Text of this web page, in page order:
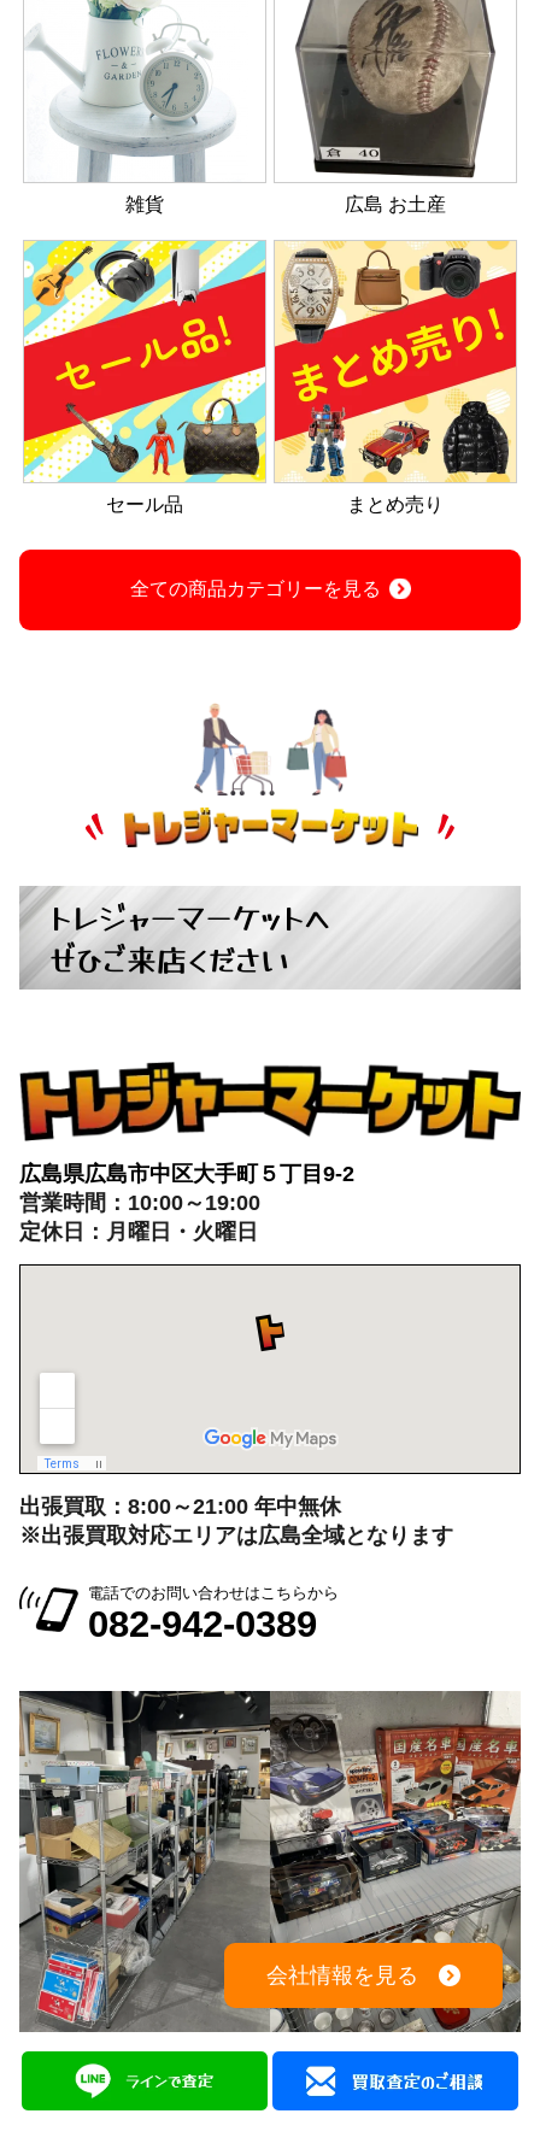
雑貨 広島 お土産
セール品 まとめ売り
全ての商品カテゴリーを見る
トレジャーマーケットへ
ぜひご来店ください
広島県広島市中区大手町５丁目9-2
営業時間：10:00～19:00
定休日：月曜日・火曜日
出張買取：8:00～21:00 年中無休
※出張買取対応エリアは広島全域となります
電話でのお問い合わせはこちらから
082-942-0389
会社情報を見る